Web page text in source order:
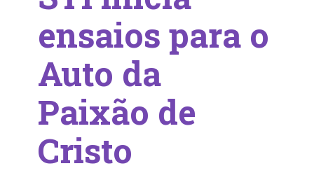
ensaios para o
Auto da
Paixão de
Cristo